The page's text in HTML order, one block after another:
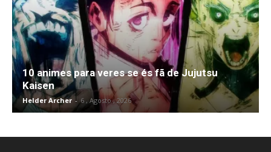
10 animes para veres se és fã de Jujutsu
Kaisen
Helder Archer - 6 , Agosto , 2026